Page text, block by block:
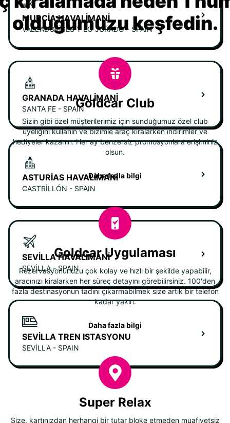
MURCIA HAVALIMANI
VALLADOLISES Y LO JURADO - SPAIN
GRANADA HAVALIMANI
SANTA FE - SPAIN
ASTURIAS HAVALIMANI
CASTRILLÓN - SPAIN
SEVILLA HAVALIMANI
SEVILLA - SPAIN
SEVILLA TREN ISTASYONU
SEVILLA - SPAIN
olduğumuzu keşfedin.
Goldcar Club
Sizin gibi özel müşterilerimiz için sunduğumuz özel club
üyeliğini kullanın ve bizimle araç kiralarken indirimler ve
hediyeler kazanın. Her ay benzersiz promosyonlara erişiminiz
olsun.
Daha fazla bilgi
Goldcar Uygulaması
Rezervasyonunuzu çok kolay ve hızlı bir şekilde yapabilir,
aracınızı kiralarken her süreç detayını görebilirsiniz. 100'den
fazla destinasyonun tadını çıkarmabilmek size artık bir telefon
kadar yakın.
Daha fazla bilgi
Super Relax
Size, kartınızdan herhangi bir tutar bloke etmeden muafiyetsiz